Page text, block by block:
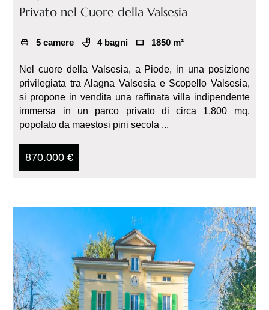
Privato nel Cuore della Valsesia
5 camere 4 bagni 1850 m²
Nel cuore della Valsesia, a Piode, in una posizione
privilegiata tra Alagna Valsesia e Scopello Valsesia,
si propone in vendita una raffinata villa indipendente
immersa in un parco privato di circa 1.800 mq,
popolato da maestosi pini secola ...
870.000 €